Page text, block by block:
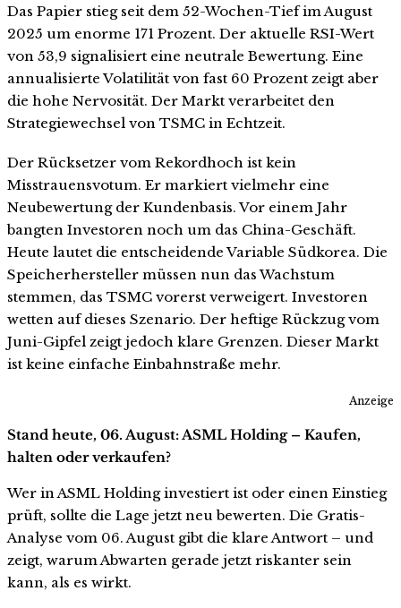
Das Papier stieg seit dem 52-Wochen-Tief im August
2025 um enorme 171 Prozent. Der aktuelle RSI-Wert
von 53,9 signalisiert eine neutrale Bewertung. Eine
annualisierte Volatilität von fast 60 Prozent zeigt aber
die hohe Nervosität. Der Markt verarbeitet den
Strategiewechsel von TSMC in Echtzeit.
Der Rücksetzer vom Rekordhoch ist kein
Misstrauensvotum. Er markiert vielmehr eine
Neubewertung der Kundenbasis. Vor einem Jahr
bangten Investoren noch um das China-Geschäft.
Heute lautet die entscheidende Variable Südkorea. Die
Speicherhersteller müssen nun das Wachstum
stemmen, das TSMC vorerst verweigert. Investoren
wetten auf dieses Szenario. Der heftige Rückzug vom
Juni-Gipfel zeigt jedoch klare Grenzen. Dieser Markt
ist keine einfache Einbahnstraße mehr.
Anzeige
Stand heute, 06. August: ASML Holding – Kaufen,
halten oder verkaufen?
Wer in ASML Holding investiert ist oder einen Einstieg
prüft, sollte die Lage jetzt neu bewerten. Die Gratis-
Analyse vom 06. August gibt die klare Antwort – und
zeigt, warum Abwarten gerade jetzt riskanter sein
kann, als es wirkt.